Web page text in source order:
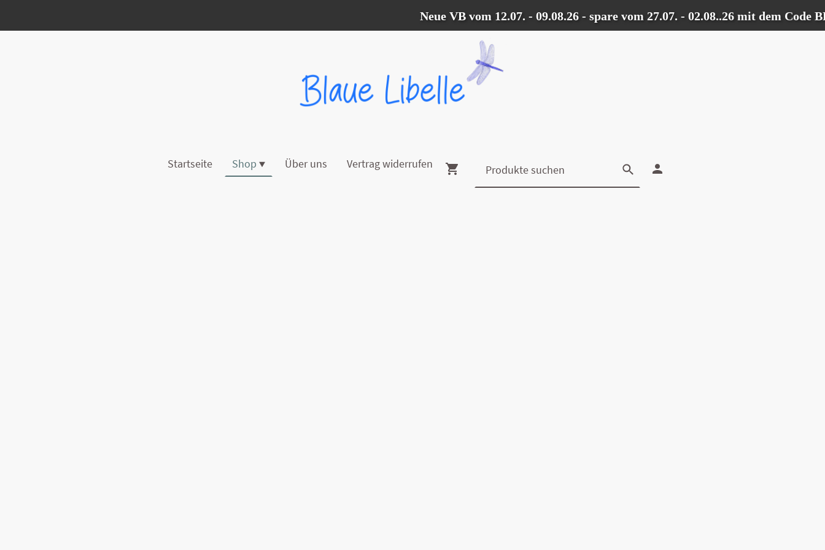
Neue VB vom 12.07. - 09.08.26 - spare vom 27.07. - 02.08..26 mit dem Code
Startseite Shop Über uns Vertrag widerrufen